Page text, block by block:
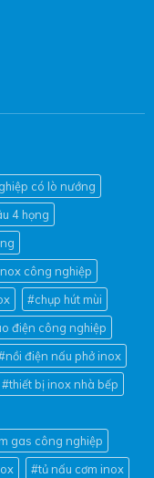
có lò nướng
4 họng
công nghiệp
#chụp hút mùi
điện công nghiệp
điện nấu phở inox
#thiết bị inox nhà bếp
gas công nghiệp
#tủ nấu cơm inox